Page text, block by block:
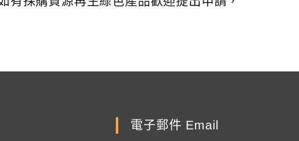
電子郵件 Email